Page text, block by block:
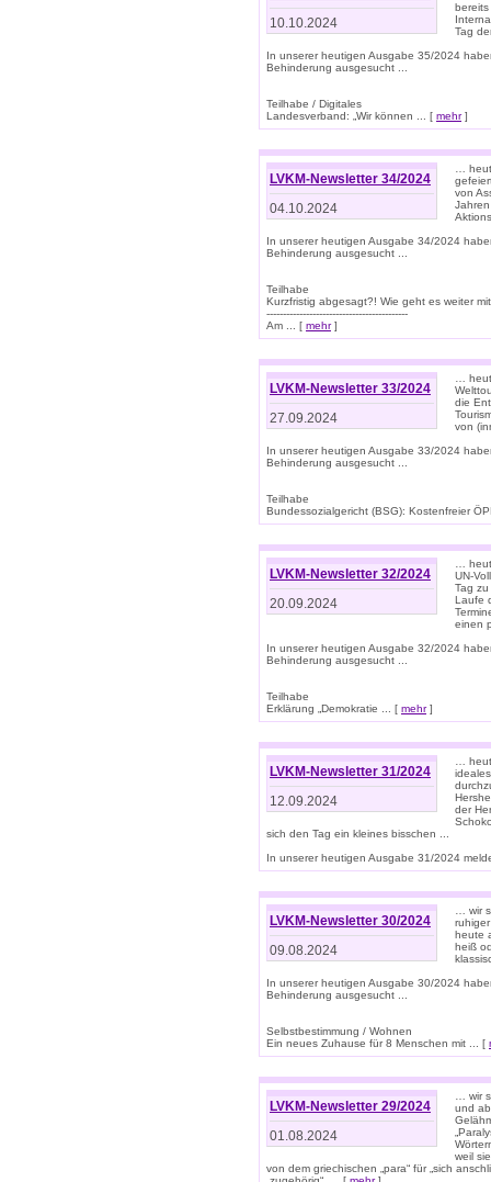
10.10.2024
bereits
Tag
In unserer heutigen Ausgabe 35/2024
Behinderung ausgesucht ...
Teilhabe / Digitales
Landesverband: „Wir können ... [ mehr]
LVKM-Newsletter 34/2024
04.10.2024
…
von
In unserer heutigen Ausgabe 34/2024
Behinderung ausgesucht ...
Teilhabe
Kurzfristig abgesagt?! Wie geht es weiter
-------------------------------------------
Am ... [ mehr]
LVKM-Newsletter 33/2024
27.09.2024
…
die
von
In unserer heutigen Ausgabe 33/2024
Behinderung ausgesucht ...
Teilhabe
Bundessozialgericht (BSG): Kostenfreier
LVKM-Newsletter 32/2024
20.09.2024
…
UN-
Tag
Laufe
einen
In unserer heutigen Ausgabe 32/2024
Behinderung ausgesucht ...
Teilhabe
Erklärung „Demokratie ... [ mehr]
LVKM-Newsletter 31/2024
12.09.2024
…
der
sich den Tag ein kleines bisschen ...
In unserer heutigen Ausgabe 31/2024
LVKM-Newsletter 30/2024
09.08.2024
… wir
heute
heiß
In unserer heutigen Ausgabe 30/2024
Behinderung ausgesucht ...
Selbstbestimmung / Wohnen
Ein neues Zuhause für 8 Menschen mit ... [
LVKM-Newsletter 29/2024
01.08.2024
… wir
und
weil
von dem griechischen „para“ für „sich